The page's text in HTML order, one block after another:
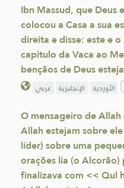
Ibn Massud, que Deus
colocou a Casa a sua
direita e disse: este e
capitulo da Vaca ao
bençãos de Deus
عربي الإنجليزية الأوردية
O mensageiro de
Allah estejam sobre
líder) sobre uma
orações lia (o Alcorão)
finalizava com << Qul